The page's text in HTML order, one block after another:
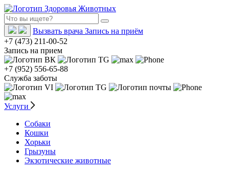
Вызвать врача Запись на приём
+7 (473) 211-00-52
Запись на прием
+7 (952) 556-65-88
Служба заботы
Услуги
Собаки
Кошки
Хорьки
Грызуны
Экзотические животные